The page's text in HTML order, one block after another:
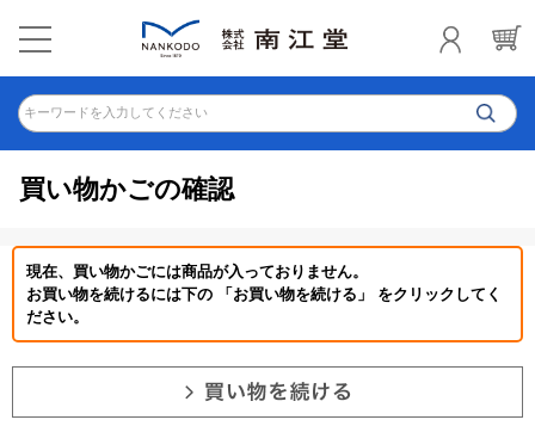
キーワードを入力してください
買い物かごの確認
現在、買い物かごには商品が入っておりません。
お買い物を続けるには下の 「お買い物を続ける」 をクリックしてく
ださい。